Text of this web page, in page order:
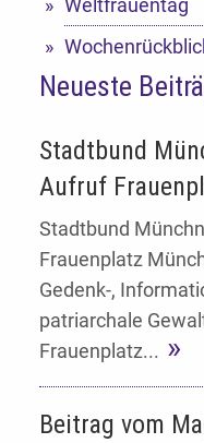
Weltfrauentag
Neueste
Stadtbund
Aufruf
Stadtbund
Frauenplatz
Gedenk-,
patriarchale
Frauenplatz...
Beitrag vom